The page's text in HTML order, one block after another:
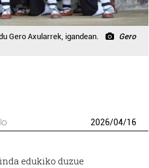
Gero Axularrek, igandean.
Gero
2026/04/16
edukiko duzue